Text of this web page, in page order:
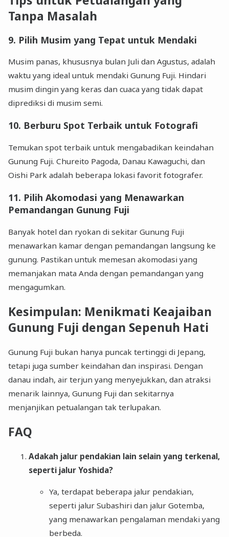
Tanpa Masalah
9. Pilih Musim yang Tepat untuk Mendaki
Musim panas, khususnya bulan Juli dan Agustus, adalah
waktu yang ideal untuk mendaki Gunung Fuji. Hindari
musim dingin yang keras dan cuaca yang tidak dapat
diprediksi di musim semi.
10. Berburu Spot Terbaik untuk Fotografi
Temukan spot terbaik untuk mengabadikan keindahan
Gunung Fuji. Chureito Pagoda, Danau Kawaguchi, dan
Oishi Park adalah beberapa lokasi favorit fotografer.
11. Pilih Akomodasi yang Menawarkan
Pemandangan Gunung Fuji
Banyak hotel dan ryokan di sekitar Gunung Fuji
menawarkan kamar dengan pemandangan langsung ke
gunung. Pastikan untuk memesan akomodasi yang
memanjakan mata Anda dengan pemandangan yang
mengagumkan.
Kesimpulan: Menikmati Keajaiban
Gunung Fuji dengan Sepenuh Hati
Gunung Fuji bukan hanya puncak tertinggi di Jepang,
tetapi juga sumber keindahan dan inspirasi. Dengan
danau indah, air terjun yang menyejukkan, dan atraksi
menarik lainnya, Gunung Fuji dan sekitarnya
menjanjikan petualangan tak terlupakan.
FAQ
Adakah jalur pendakian lain selain yang terkenal,
seperti jalur Yoshida?
Ya, terdapat beberapa jalur pendakian,
seperti jalur Subashiri dan jalur Gotemba,
yang menawarkan pengalaman mendaki yang
berbeda.